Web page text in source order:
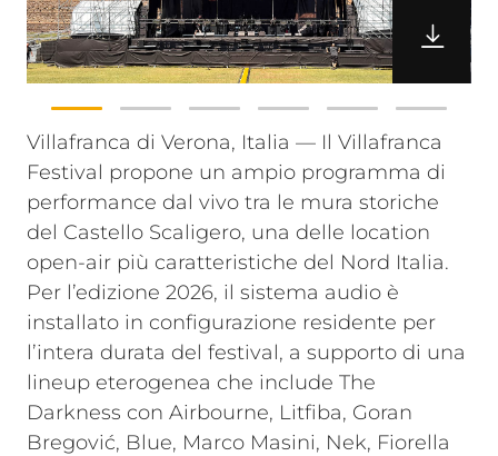
Villafranca di Verona, Italia — Il Villafranca
Festival propone un ampio programma di
performance dal vivo tra le mura storiche
del Castello Scaligero, una delle location
open-air più caratteristiche del Nord Italia.
Per l’edizione 2026, il sistema audio è
installato in configurazione residente per
l’intera durata del festival, a supporto di una
lineup eterogenea che include The
Darkness con Airbourne, Litfiba, Goran
Bregović, Blue, Marco Masini, Nek, Fiorella